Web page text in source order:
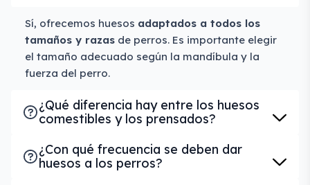
Sí, ofrecemos huesos adaptados a todos los
tamaños y razas de perros. Es importante elegir
el tamaño adecuado según la mandíbula y la
fuerza del perro.
¿Qué diferencia hay entre los huesos
comestibles y los prensados?
¿Con qué frecuencia se deben dar
huesos a los perros?